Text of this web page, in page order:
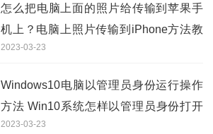
怎么把电脑上面的照片给传输到苹果手
机上？电脑上照片传输到iPhone方法教
程
2023-03-23
Windows10电脑以管理员身份运行操作
方法 Win10系统怎样以管理员身份打开
软件？
2023-03-23